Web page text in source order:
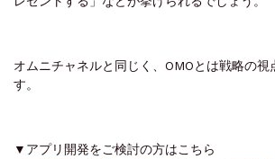
オムニチャネルと同じく、OMOとは戦略の視
す。
▼アプリ開発をご検討の方はこちら